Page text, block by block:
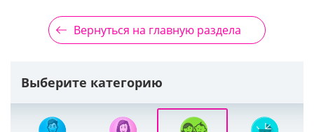
Вернуться на главную раздела
Выберите категорию